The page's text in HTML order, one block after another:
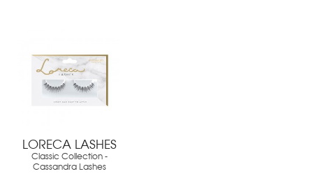
LORECA LASHES
Classic Collection -
Cassandra Lashes